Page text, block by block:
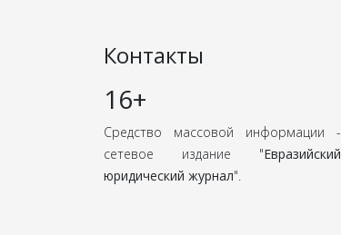
Контакты
16+
Средство массовой информации -
сетевое издание "Евразийский
юридический журнал".